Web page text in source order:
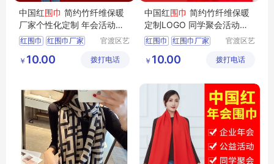
中国红围巾 简约竹纤维保暖
厂家个性化定制 年会活动礼
品
红围巾
红围巾厂家
云南红围巾
官渡区艺
营部
￥ 10.00 拨打电话
中国红围巾 简约竹纤维保暖
定制LOGO 同学聚会活动开
业庆典
红围巾
红围巾厂家
云南红围巾
官渡区艺
营部
￥ 10.00 拨打电话